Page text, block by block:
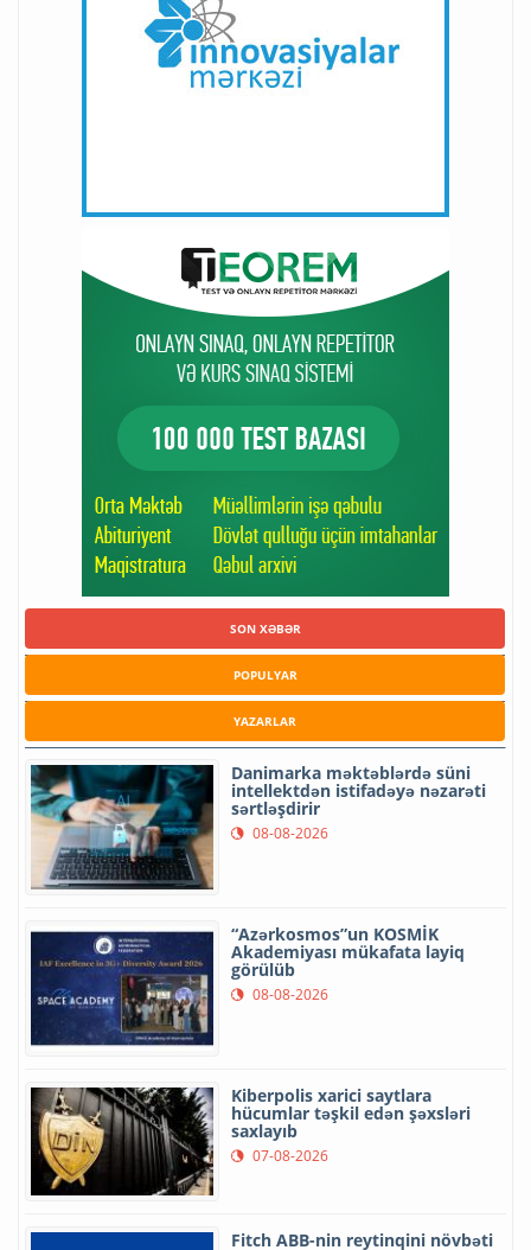
SON XƏBƏR
POPULYAR
YAZARLAR
Danimarka məktəblərdə süni
intellektdən istifadəyə nəzarəti
sərtləşdirir
08-08-2026
“Azərkosmos”un KOSMİK
Akademiyası mükafata layiq
görülüb
08-08-2026
Kiberpolis xarici saytlara
hücumlar təşkil edən şəxsləri
saxlayıb
07-08-2026
Fitch ABB-nin reytinqini növbəti